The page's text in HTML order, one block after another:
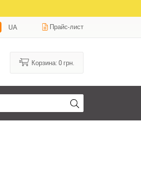
UA Прайс-лист
Корзина:0 грн.